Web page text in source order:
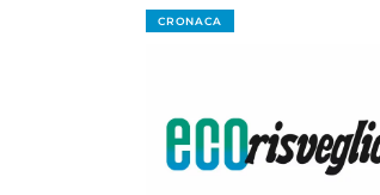
CRONACA